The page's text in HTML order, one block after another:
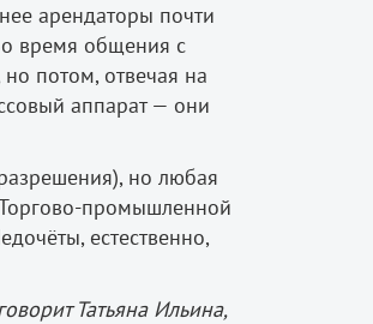
арендаторы почти
время общения с
потом, отвечая на
аппарат — они
но любая
промышленной
естественно,
Татьяна Ильина,